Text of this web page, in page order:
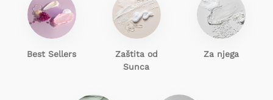
Best Sellers
Zaštita od
Sunca
Za njega